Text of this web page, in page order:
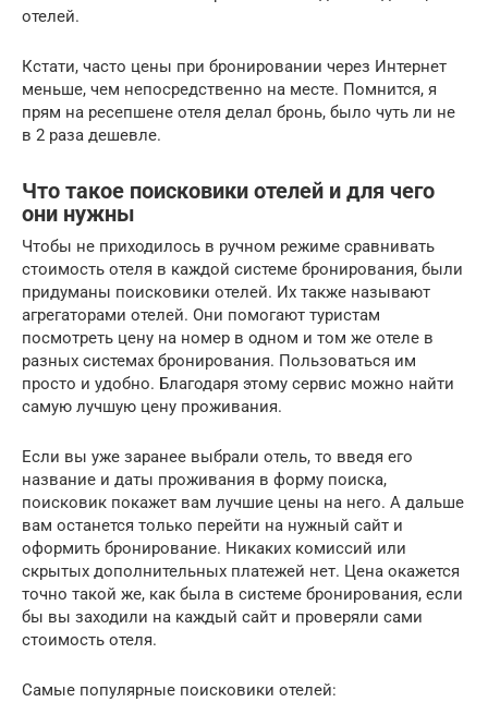
отелей.
Кстати, часто цены при бронировании через Интернет
меньше, чем непосредственно на месте. Помнится, я
прям на ресепшене отеля делал бронь, было чуть ли не
в 2 раза дешевле.
Что такое поисковики отелей и для чего
они нужны
Чтобы не приходилось в ручном режиме сравнивать
стоимость отеля в каждой системе бронирования, были
придуманы поисковики отелей. Их также называют
агрегаторами отелей. Они помогают туристам
посмотреть цену на номер в одном и том же отеле в
разных системах бронирования. Пользоваться им
просто и удобно. Благодаря этому сервис можно найти
самую лучшую цену проживания.
Если вы уже заранее выбрали отель, то введя его
название и даты проживания в форму поиска,
поисковик покажет вам лучшие цены на него. А дальше
вам останется только перейти на нужный сайт и
оформить бронирование. Никаких комиссий или
скрытых дополнительных платежей нет. Цена окажется
точно такой же, как была в системе бронирования, если
бы вы заходили на каждый сайт и проверяли сами
стоимость отеля.
Самые популярные поисковики отелей: